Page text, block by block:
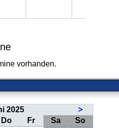
vorhanden.
2025
>
Donnerstag
FreitagSamstag
So